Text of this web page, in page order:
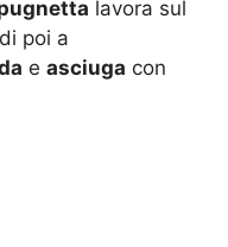
lavora sul
poi a
e asciuga con